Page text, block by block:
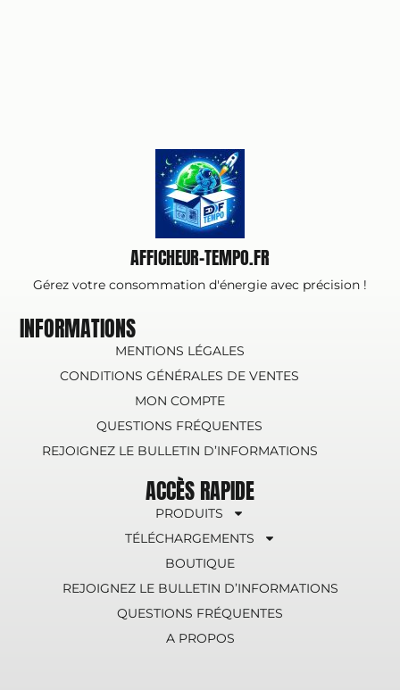
AFFICHEUR-TEMPO.FR
Gérez votre consommation d'énergie avec précision !
INFORMATIONS
MENTIONS LÉGALES
CONDITIONS GÉNÉRALES DE VENTES
MON COMPTE
QUESTIONS FRÉQUENTES
REJOIGNEZ LE BULLETIN D’INFORMATIONS
ACCÈS RAPIDE
PRODUITS
TÉLÉCHARGEMENTS
BOUTIQUE
REJOIGNEZ LE BULLETIN D’INFORMATIONS
QUESTIONS FRÉQUENTES
A PROPOS